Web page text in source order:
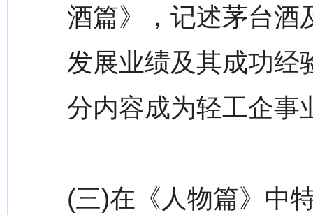
酒篇》，记述茅台酒
发展业绩及其成功经
分内容成为轻工企事
(三)在《人物篇》中